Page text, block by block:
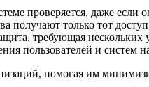
проверяется, даже если
получают только тот
требующая нескольких
пользователей и систем
помогая им